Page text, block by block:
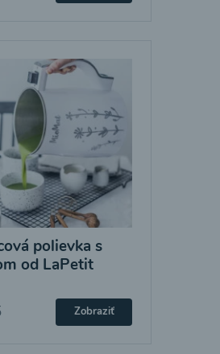
polievka s
od LaPetit
Zobraziť